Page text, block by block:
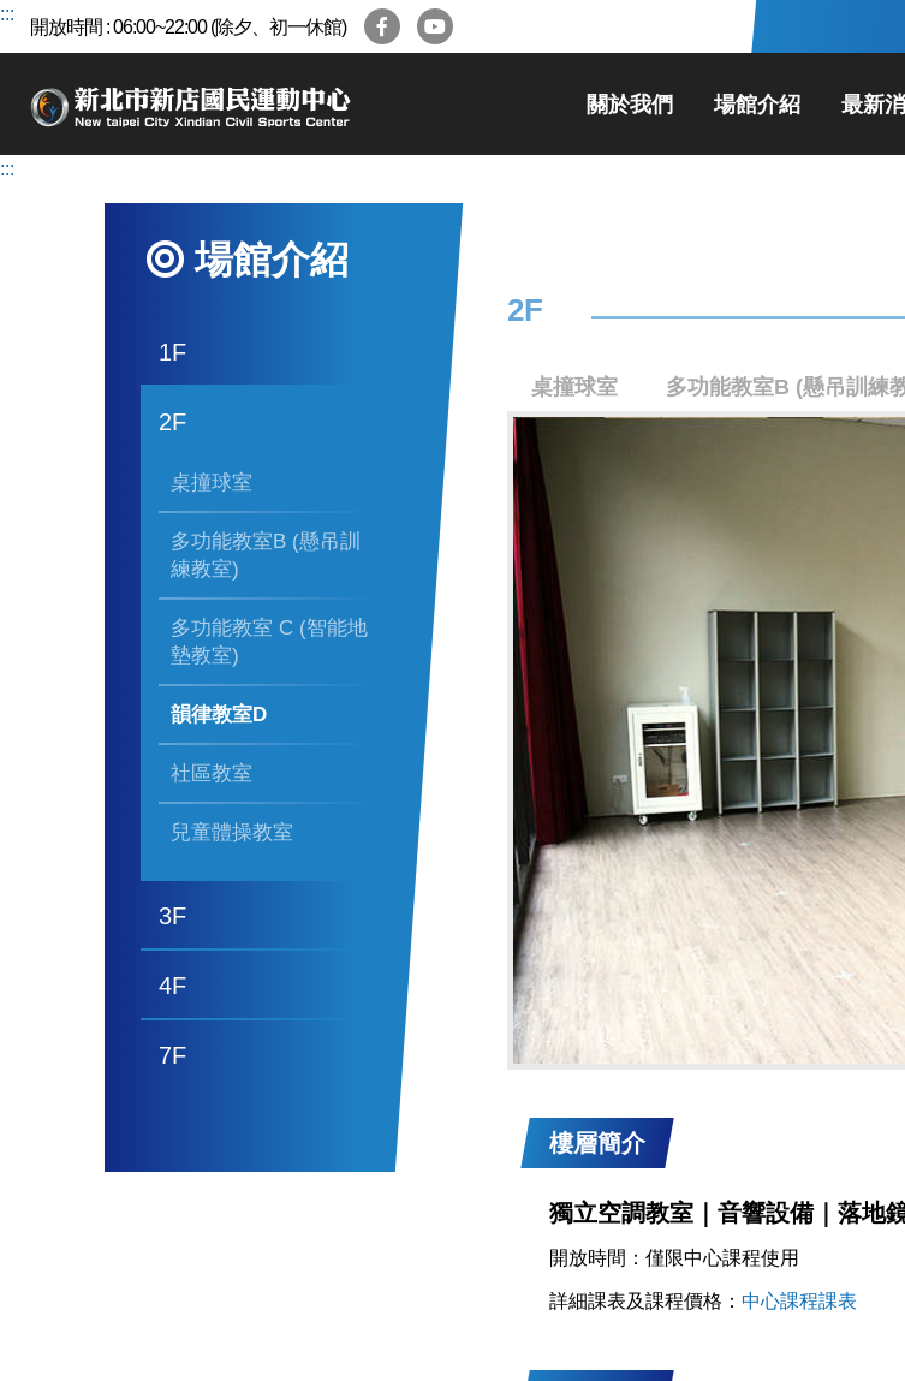
跳
區
:::
開放時間 : 06:00~22:00 (除夕、初一休館)
關於我們 場館介紹 最新
:::
場館介紹
1F
2F
桌撞球室
多功能教室B (懸吊訓
練教室)
多功能教室 C (智能地
墊教室)
韻律教室D
社區教室
兒童體操教室
3F
4F
7F
2F
桌撞球室 多功能教室B (懸吊訓練
樓層簡介
獨立空調教室｜音響設備｜落地
開放時間：僅限中心課程使用
詳細課表及課程價格： 中心課程課表